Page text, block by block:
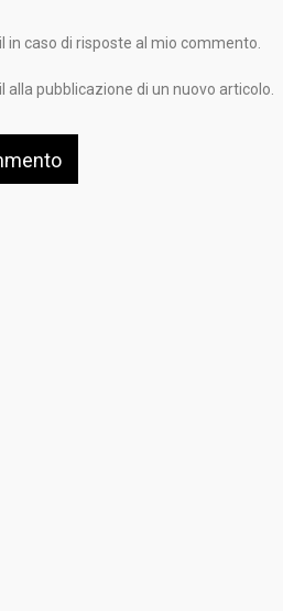
in caso di risposte al mio commento.
alla pubblicazione di un nuovo articolo.